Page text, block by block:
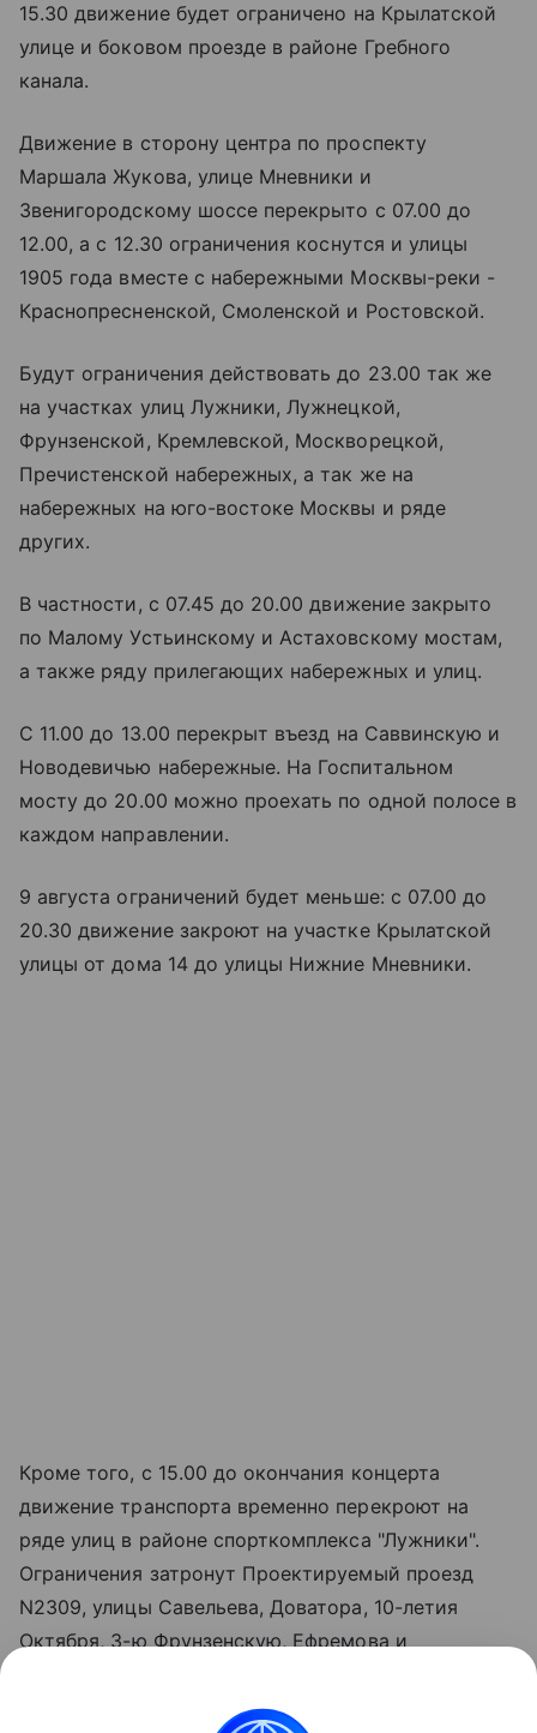
15.30 движение будет ограничено на Крылатской
улице и боковом проезде в районе Гребного
канала.
Движение в сторону центра по проспекту
Маршала Жукова, улице Мневники и
Звенигородскому шоссе перекрыто с 07.00 до
12.00, а с 12.30 ограничения коснутся и улицы
1905 года вместе с набережными Москвы-реки -
Краснопресненской, Смоленской и Ростовской.
Будут ограничения действовать до 23.00 так же
на участках улиц Лужники, Лужнецкой,
Фрунзенской, Кремлевской, Москворецкой,
Пречистенской набережных, а так же на
набережных на юго-востоке Москвы и ряде
других.
В частности, с 07.45 до 20.00 движение закрыто
по Малому Устьинскому и Астаховскому мостам,
а также ряду прилегающих набережных и улиц.
С 11.00 до 13.00 перекрыт въезд на Саввинскую и
Новодевичью набережные. На Госпитальном
мосту до 20.00 можно проехать по одной полосе в
каждом направлении.
9 августа ограничений будет меньше: с 07.00 до
20.30 движение закроют на участке Крылатской
улицы от дома 14 до улицы Нижние Мневники.
Кроме того, с 15.00 до окончания концерта
движение транспорта временно перекроют на
ряде улиц в районе спорткомплекса "Лужники".
Ограничения затронут Проектируемый проезд
N2309, улицы Савельева, Доватора, 10-летия
Октября, 3-ю Фрунзенскую, Ефремова и